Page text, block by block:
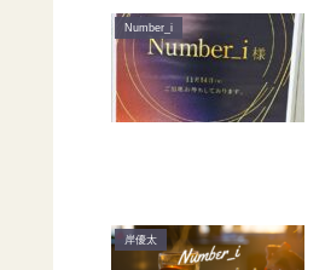
Number_i
岸優太